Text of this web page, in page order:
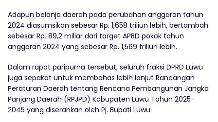
Adapun belanja daerah pada perubahan anggaran tahun
2024 diasumsikan sebesar Rp. 1,658 triliun lebih, bertambah
sebesar Rp. 89,2 miliar dari target APBD pokok tahun
anggaran 2024 yang sebesar Rp. 1,569 triliun lebih.
Dalam rapat paripurna tersebut, seluruh fraksi DPRD Luwu
juga sepakat untuk membahas lebih lanjut Rancangan
Peraturan Daerah tentang Rencana Pembangunan Jangka
Panjang Daerah (RPJPD) Kabupaten Luwu Tahun 2025-
2045 yang diserahkan oleh Pj. Bupati Luwu.